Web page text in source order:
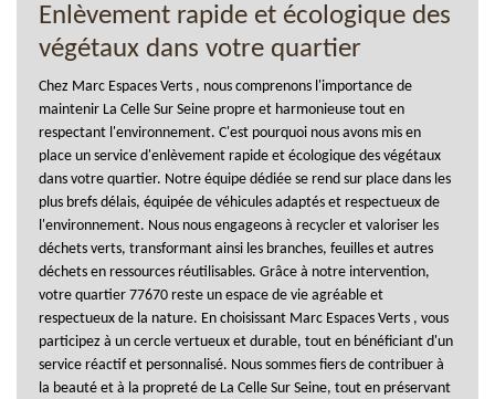
Enlèvement rapide et écologique des
végétaux dans votre quartier
Chez Marc Espaces Verts , nous comprenons l'importance de
maintenir La Celle Sur Seine propre et harmonieuse tout en
respectant l'environnement. C'est pourquoi nous avons mis en
place un service d'enlèvement rapide et écologique des végétaux
dans votre quartier. Notre équipe dédiée se rend sur place dans les
plus brefs délais, équipée de véhicules adaptés et respectueux de
l'environnement. Nous nous engageons à recycler et valoriser les
déchets verts, transformant ainsi les branches, feuilles et autres
déchets en ressources réutilisables. Grâce à notre intervention,
votre quartier 77670 reste un espace de vie agréable et
respectueux de la nature. En choisissant Marc Espaces Verts , vous
participez à un cercle vertueux et durable, tout en bénéficiant d'un
service réactif et personnalisé. Nous sommes fiers de contribuer à
la beauté et à la propreté de La Celle Sur Seine, tout en préservant